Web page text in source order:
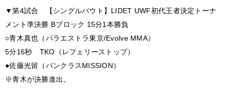
▼第4試合 【シングルバウト】LIDET UWF初代王者決定トーナ
メント準決勝 Bブロック 15分1本勝負
○青木真也（パラエストラ東京/Evolve MMA）
5分16秒 TKO（レフェリーストップ）
●佐藤光留（パンクラスMISSION）
※青木が決勝進出。